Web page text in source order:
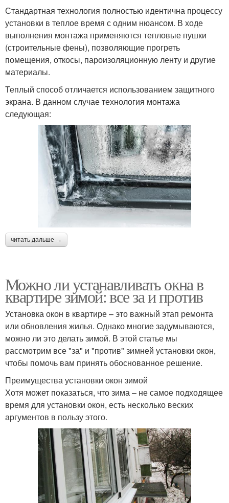
Стандартная технология полностью идентична процессу
установки в теплое время с одним нюансом. В ходе
выполнения монтажа применяются тепловые пушки
(строительные фены), позволяющие прогреть
помещения, откосы, пароизоляционную ленту и другие
материалы.
Теплый способ отличается использованием защитного
экрана. В данном случае технология монтажа
следующая:
читать дальше →
Можно ли устанавливать окна в
квартире зимой: все за и против
Установка окон в квартире – это важный этап ремонта
или обновления жилья. Однако многие задумываются,
можно ли это делать зимой. В этой статье мы
рассмотрим все "за" и "против" зимней установки окон,
чтобы помочь вам принять обоснованное решение.
Преимущества установки окон зимой
Хотя может показаться, что зима – не самое подходящее
время для установки окон, есть несколько веских
аргументов в пользу этого.